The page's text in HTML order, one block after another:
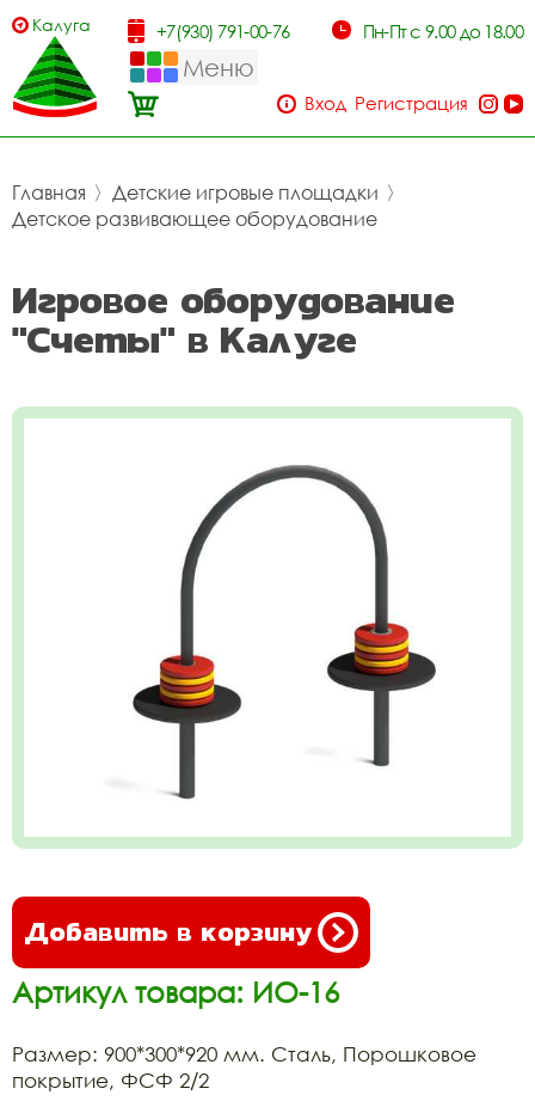
Калуга +7(930) 791-00-76 Пн-Пт с 9.00 до 18.00
Меню
Вход Регистрация
Главная 〉 Детские игровые площадки 〉
Детское развивающее оборудование
Игровое оборудование
"Счеты" в Калуге
Добавить в корзину
Артикул товара: ИО-16
Размер: 900*300*920 мм. Сталь, Порошковое
покрытие, ФСФ 2/2